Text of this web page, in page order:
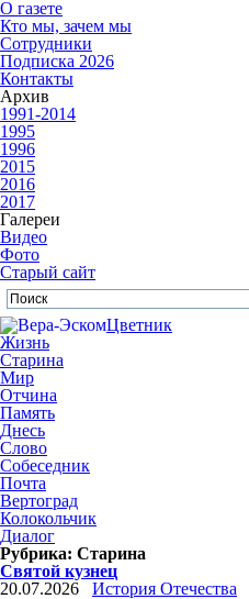
О газете
Кто мы, зачем мы
Сотрудники
Подписка 2026
Контакты
Архив
1991-2014
1995
1996
2015
2016
2017
Галереи
Видео
Фото
Старый сайт
Цветник
Жизнь
Старина
Мир
Отчина
Память
Днесь
Слово
Собеседник
Почта
Вертоград
Колокольчик
Диалог
Рубрика: Старина
Святой кузнец
20.07.2026
История Отечества